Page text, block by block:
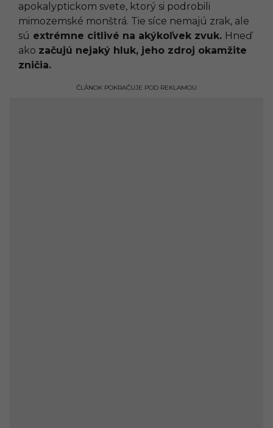
apokalyptickom svete, ktorý si podrobili
mimozemské monštrá. Tie síce nemajú zrak, ale
sú extrémne citlivé na akýkoľvek zvuk. Hneď
ako začujú nejaký hluk, jeho zdroj okamžite
zničia.
ČLÁNOK POKRAČUJE POD REKLAMOU